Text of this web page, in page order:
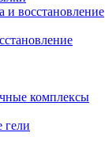
и восстановление
комплексы
гели